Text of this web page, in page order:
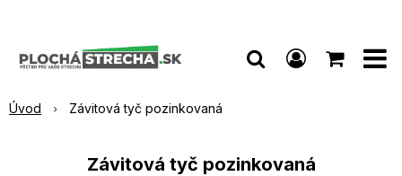
Úvod Závitová tyč pozinkovaná
Závitová tyč pozinkovaná